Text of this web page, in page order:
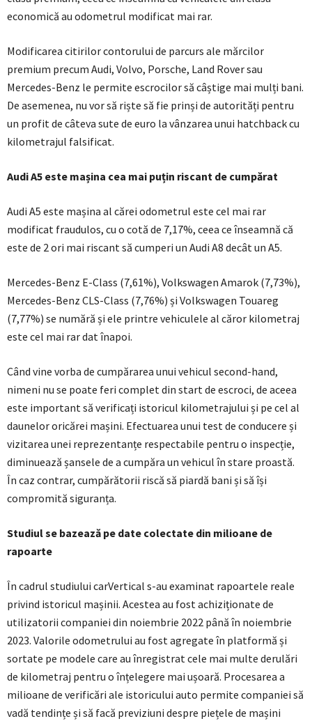
economică au odometrul modificat mai rar.
Modificarea citirilor contorului de parcurs ale mărcilor
premium precum Audi, Volvo, Porsche, Land Rover sau
Mercedes-Benz le permite escrocilor să câștige mai mulți bani.
De asemenea, nu vor să riște să fie prinși de autorități pentru
un profit de câteva sute de euro la vânzarea unui hatchback cu
kilometrajul falsificat.
Audi A5 este mașina cea mai puțin riscant de cumpărat
Audi A5 este mașina al cărei odometrul este cel mai rar
modificat fraudulos, cu o cotă de 7,17%, ceea ce înseamnă că
este de 2 ori mai riscant să cumperi un Audi A8 decât un A5.
Mercedes-Benz E-Class (7,61%), Volkswagen Amarok (7,73%),
Mercedes-Benz CLS-Class (7,76%) și Volkswagen Touareg
(7,77%) se numără și ele printre vehiculele al căror kilometraj
este cel mai rar dat înapoi.
Când vine vorba de cumpărarea unui vehicul second-hand,
nimeni nu se poate feri complet din start de escroci, de aceea
este important să verificați istoricul kilometrajului și pe cel al
daunelor oricărei mașini. Efectuarea unui test de conducere și
vizitarea unei reprezentanțe respectabile pentru o inspecție,
diminuează șansele de a cumpăra un vehicul în stare proastă.
În caz contrar, cumpărătorii riscă să piardă bani și să își
compromită siguranța.
Studiul se bazează pe date colectate din milioane de
rapoarte
În cadrul studiului carVertical s-au examinat rapoartele reale
privind istoricul mașinii. Acestea au fost achiziționate de
utilizatorii companiei din noiembrie 2022 până în noiembrie
2023. Valorile odometrului au fost agregate în platformă și
sortate pe modele care au înregistrat cele mai multe derulări
de kilometraj pentru o înțelegere mai ușoară. Procesarea a
milioane de verificări ale istoricului auto permite companiei să
vadă tendințe și să facă previziuni despre piețele de mașini